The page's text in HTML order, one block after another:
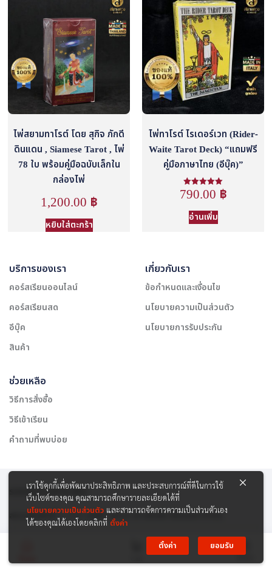
Menu
ไพ่สยามทาโรต์ โดย สุกิจ ภักดี
ดินแดน , Siamese Tarot , ไพ่
78 ใบ พร้อมคู่มือฉบับเล็กใน
กล่องไพ่
1,200.00 ฿
หยิบใส่ตะกร้า
ไพ่ทาโรต์ ไรเดอร์เวท (Rider-
Waite Tarot Deck) “แถมฟรี
คู่มือภาษาไทย (อีบุ๊ค)”
ให้คะแนน
5.00
คะแนน
790.00 ฿
อ่านเพิ่ม
บริการของเรา
คอร์สเรียนออนไลน์
คอร์สเรียนสด
อีบุ๊ค
สินค้า
เกี่ยวกับเรา
ข้อกำหนดและเงื่อนไข
นโยบายความเป็นส่วนตัว
นโยบายการรับประกัน
ช่วยเหลือ
วิธีการสั่งซื้อ
วิธีเข้าเรียน
คำถามที่พบบ่อย
สงวนลิขสิทธิ์ © 2565 บริษัท สยาม เคาเซิลลิ่ง เซ็นเตอร์ จำกัด
รองรับการชำระเงิน:
เราใช้คุกกี้เพื่อพัฒนาประสิทธิภาพ และประสบการณ์ที่ดีในการใช้
เว็บไซต์ของคุณ คุณสามารถศึกษารายละเอียดได้ที่
นโยบายความเป็นส่วนตัว และสามารถจัดการความเป็นส่วนตัวเอง
ได้ของคุณได้เองโดยคลิกที่ ตั้งค่า
ตั้งค่า
ยอมรับ